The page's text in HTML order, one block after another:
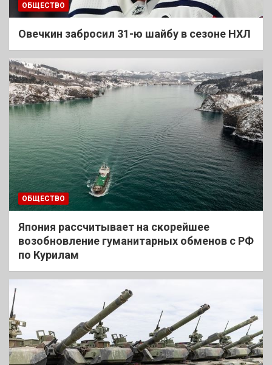
ОБЩЕСТВО
Овечкин забросил 31-ю шайбу в сезоне НХЛ
ОБЩЕСТВО
Япония рассчитывает на скорейшее
возобновление гуманитарных обменов с РФ
по Курилам